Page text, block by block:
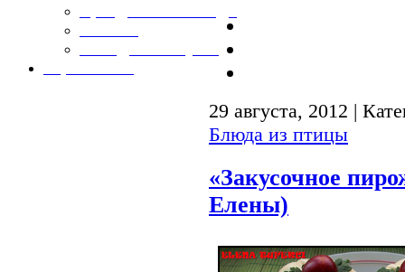
29 августа, 2012 |
Блюда из птицы
«Закусочное
Елены)